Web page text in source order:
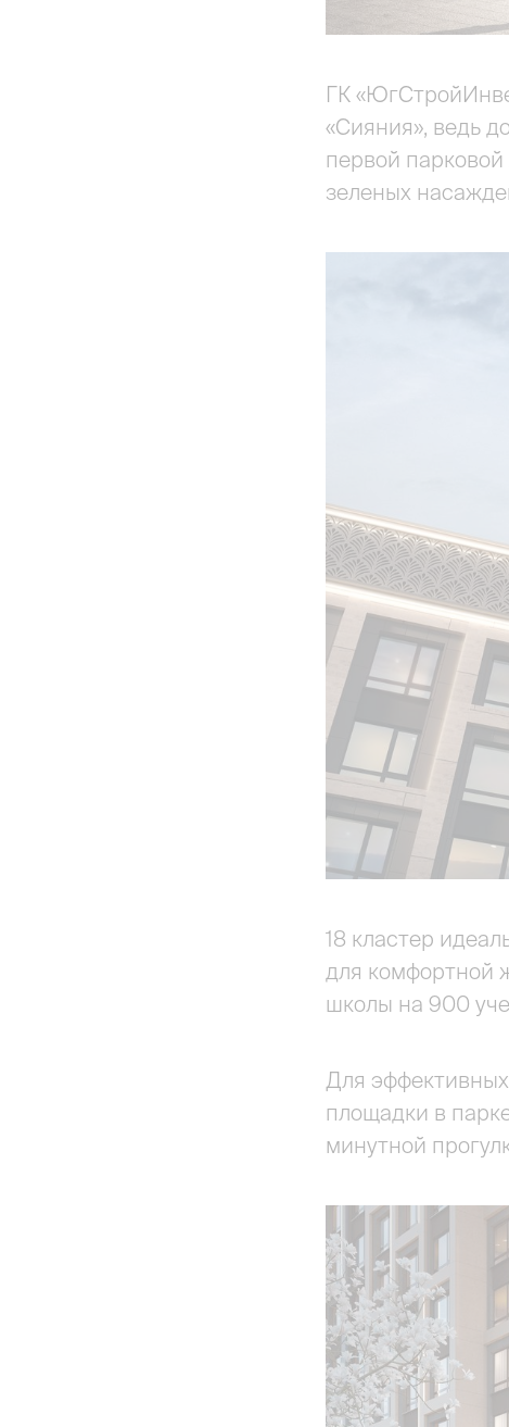
ГК
«Сияния», ведь
первой
зеленых
18 кластер
для комфортной
школы на 900
Для эффективных
площадки в
минутной